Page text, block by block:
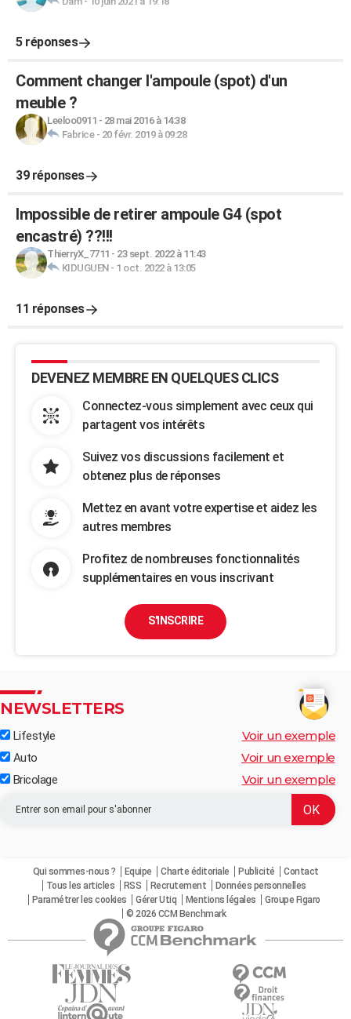
5 réponses
Comment changer l'ampoule (spot) d'un
meuble ?
Leeloo0911 - 28 mai 2016 à 14:38
Fabrice- 20 févr. 2019 à 09:28
39 réponses
Impossible de retirer ampoule G4 (spot
encastré) ??!!!
ThierryX_7711 - 23 sept. 2022 à 11:43
KIDUGUEN- 1 oct. 2022 à 13:05
11 réponses
DEVENEZ MEMBRE EN QUELQUES CLICS
Connectez-vous simplement avec ceux qui
partagent vos intérêts
Suivez vos discussions facilement et
obtenez plus de réponses
Mettez en avant votre expertise et aidez les
autres membres
Profitez de nombreuses fonctionnalités
supplémentaires en vous inscrivant
S'INSCRIRE
NEWSLETTERS
Lifestyle Voir un exemple
Auto Voir un exemple
Bricolage Voir un exemple
Qui sommes-nous ? Equipe Charte éditoriale Publicité
Contact
Tous les articles
RSS Recrutement
Données personnelles
Paramétrer les cookies
Gérer Utiq Mentions légales
Groupe Figaro
© 2026 CCM Benchmark